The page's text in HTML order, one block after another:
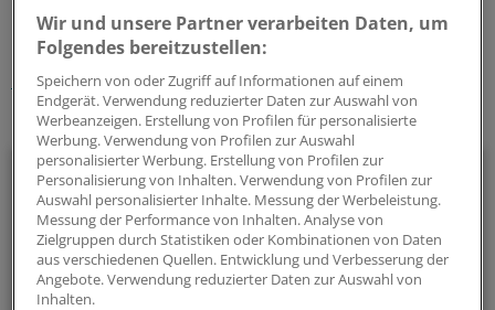
Schlagworte:
Krankenkassen Krebs Recht
Ihr Newsletter zum Thema
Politik & Debatte
Mit diesem Newsletter blicken Sie hinter das tägliche
Geschehen in der Gesundheitspolitik. Mit Analysen,
Hintergründen und einem Blick auf Themen, die die Agenda
Wir und unsere Partner verarbeiten Daten, um
Folgendes bereitzustellen:
Speichern von oder Zugriff auf Informationen auf einem
Endgerät. Verwendung reduzierter Daten zur Auswahl von
Werbeanzeigen. Erstellung von Profilen für personalisierte
Werbung. Verwendung von Profilen zur Auswahl
personalisierter Werbung. Erstellung von Profilen zur
Personalisierung von Inhalten. Verwendung von Profilen zur
Auswahl personalisierter Inhalte. Messung der Werbeleistung.
Messung der Performance von Inhalten. Analyse von
Zielgruppen durch Statistiken oder Kombinationen von Daten
aus verschiedenen Quellen. Entwicklung und Verbesserung der
Angebote. Verwendung reduzierter Daten zur Auswahl von
Inhalten.